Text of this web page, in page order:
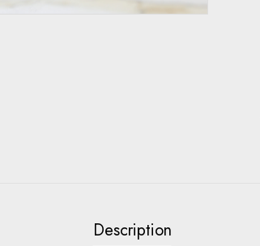
Description